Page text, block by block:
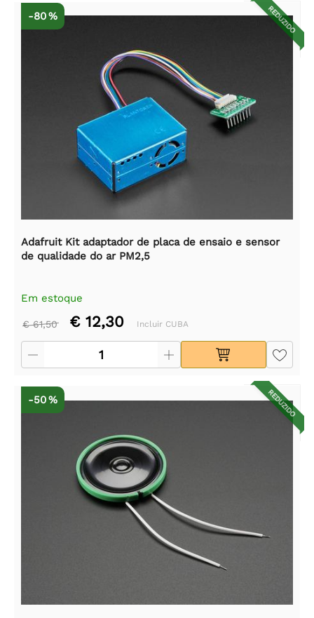
REDUZIDO
-80 %
Adafruit Kit adaptador de placa de ensaio e sensor
de qualidade do ar PM2,5
Em estoque
€ 61,50 € 12,30 Incluir CUBA
REDUZIDO
-50 %